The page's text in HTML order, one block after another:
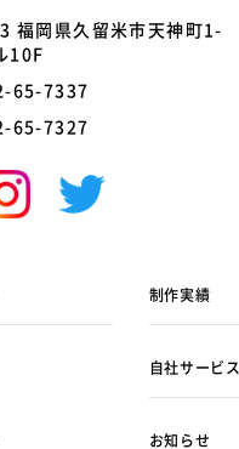
福岡県久留米市天神町1-
10F
65-7337
65-7327
制作実績
自社サービス
お知らせ